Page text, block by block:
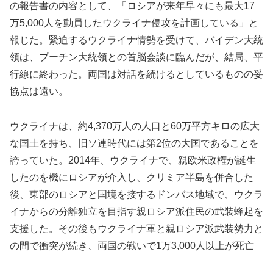
の報告書の内容として、「ロシアが来年早々にも最大17
万5,000人を動員したウクライナ侵攻を計画している」と
報じた。緊迫するウクライナ情勢を受けて、バイデン大統
領は、プーチン大統領との首脳会談に臨んだが、結局、平
行線に終わった。両国は対話を続けるとしているものの妥
協点は遠い。
ウクライナは、約4,370万人の人口と60万平方キロの広大
な国土を持ち、旧ソ連時代には第2位の大国であることを
誇っていた。2014年、ウクライナで、親欧米政権が誕生
したのを機にロシアが介入し、クリミア半島を併合した
後、東部のロシアと国境を接するドンバス地域で、ウクラ
イナからの分離独立を目指す親ロシア派住民の武装蜂起を
支援した。その後もウクライナ軍と親ロシア派武装勢力と
の間で衝突が続き、両国の戦いで1万3,000人以上が死亡